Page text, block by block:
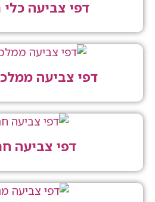
דפי צביעה כלי תחבורה
דפי צביעה ממלכת הילדים
דפי צביעה חתולים